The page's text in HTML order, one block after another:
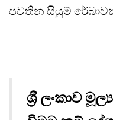
පවතින සියුම්
ශ්‍රී ලංකාව